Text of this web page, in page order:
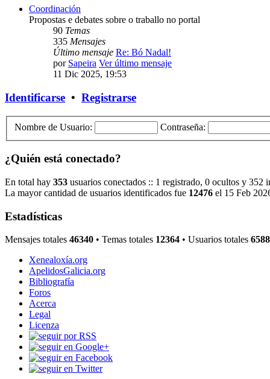
Coordinación
Propostas e debates sobre o traballo no portal
90 Temas
335 Mensajes
Último mensaje Re: Bó Nadal!
por Sapeira Ver último mensaje
11 Dic 2025, 19:53
Identificarse • Registrarse
Nombre de Usuario: Contraseña:
¿Quién está conectado?
En total hay 353 usuarios conectados :: 1 registrado, 0 ocultos y 352
La mayor cantidad de usuarios identificados fue 12476 el 15 Feb
Estadísticas
Mensajes totales 46340 • Temas totales 12364 • Usuarios totales 6588
Xenealoxía.org
ApelidosGalicia.org
Bibliografía
Foros
Acerca
Legal
Licenza